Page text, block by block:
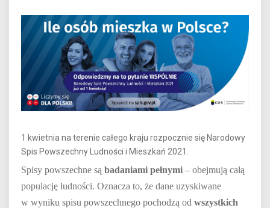
1 kwietnia na terenie całego kraju rozpocznie się Narodowy
Spis Powszechny Ludności i Mieszkań 2021.
Spisy powszechne są badaniami pełnymi – obejmują całą
populację ludności. Oznacza to, że dane uzyskiwane
w wyniku spisu powszechnego pochodzą od wszystkich